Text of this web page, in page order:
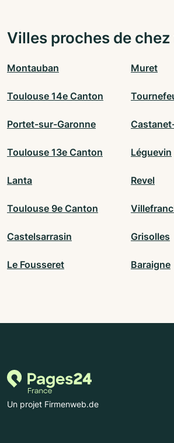
Villes proches de
Montauban Muret
Toulouse 14e Canton
Portet-sur-Garonne
Toulouse 13e Canton Léguevin
Lanta Revel
Toulouse 9e Canton
Castelsarrasin Grisolles
Le Fousseret Baraigne
Un projet Firmenweb.de